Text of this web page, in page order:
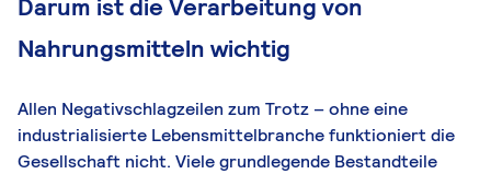
Darum ist die Verarbeitung von
Nahrungsmitteln wichtig
Allen Negativschlagzeilen zum Trotz – ohne eine
industrialisierte Lebensmittelbranche funktioniert die
Gesellschaft nicht. Viele grundlegende Bestandteile